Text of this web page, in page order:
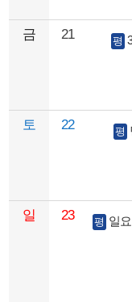
금 21 평
토 22 평
일 23 평 일